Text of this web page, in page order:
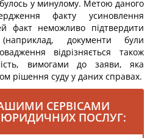
у минулому. Метою даного
факту усиновлення
факт неможливо підтвердити
документи були
відрізняється також
вимогами до заяви, яка
рішення суду у даних справах.
СЕРВІСАМИ
ПОСЛУГ: